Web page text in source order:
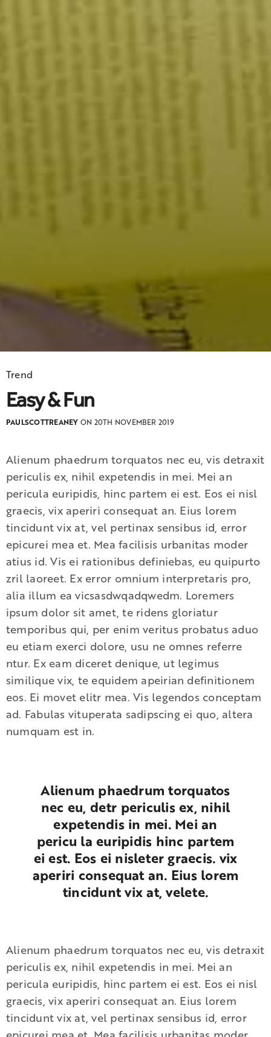
Trend
Easy & Fun
PAULSCOTTREANEY ON 20TH NOVEMBER 2019
Alienum phaedrum torquatos nec eu, vis detraxit
periculis ex, nihil expetendis in mei. Mei an
pericula euripidis, hinc partem ei est. Eos ei nisl
graecis, vix aperiri consequat an. Eius lorem
tincidunt vix at, vel pertinax sensibus id, error
epicurei mea et. Mea facilisis urbanitas moder
atius id. Vis ei rationibus definiebas, eu quipurto
zril laoreet. Ex error omnium interpretaris pro,
alia illum ea vicsasdwqadqwedm. Loremers
ipsum dolor sit amet, te ridens gloriatur
temporibus qui, per enim veritus probatus aduo
eu etiam exerci dolore, usu ne omnes referre
ntur. Ex eam diceret denique, ut legimus
similique vix, te equidem apeirian definitionem
eos. Ei movet elitr mea. Vis legendos conceptam
ad. Fabulas vituperata sadipscing ei quo, altera
numquam est in.
Alienum phaedrum torquatos
nec eu, detr periculis ex, nihil
expetendis in mei. Mei an
pericu la euripidis hinc partem
ei est. Eos ei nisleter graecis. vix
aperiri consequat an. Eius lorem
tincidunt vix at, velete.
Alienum phaedrum torquatos nec eu, vis detraxit
periculis ex, nihil expetendis in mei. Mei an
pericula euripidis, hinc partem ei est. Eos ei nisl
graecis, vix aperiri consequat an. Eius lorem
tincidunt vix at, vel pertinax sensibus id, error